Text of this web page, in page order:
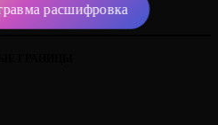
расшифровка